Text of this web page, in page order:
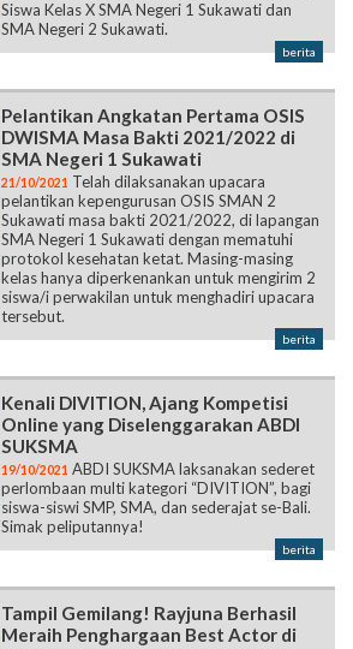
Siswa Kelas X SMA Negeri 1 Sukawati dan
SMA Negeri 2 Sukawati.
berita
Pelantikan Angkatan Pertama OSIS
DWISMA Masa Bakti 2021/2022 di
SMA Negeri 1 Sukawati
21/10/2021 Telah dilaksanakan upacara
pelantikan kepengurusan OSIS SMAN 2
Sukawati masa bakti 2021/2022, di lapangan
SMA Negeri 1 Sukawati dengan mematuhi
protokol kesehatan ketat. Masing-masing
kelas hanya diperkenankan untuk mengirim 2
siswa/i perwakilan untuk menghadiri upacara
tersebut.
berita
Kenali DIVITION, Ajang Kompetisi
Online yang Diselenggarakan ABDI
SUKSMA
19/10/2021 ABDI SUKSMA laksanakan sederet
perlombaan multi kategori “DIVITION”, bagi
siswa-siswi SMP, SMA, dan sederajat se-Bali.
Simak peliputannya!
berita
Tampil Gemilang! Rayjuna Berhasil
Meraih Penghargaan Best Actor di